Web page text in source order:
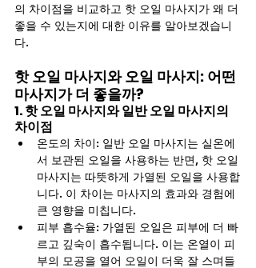
의 차이점을 비교하고 핫 오일 마사지가 왜 더
좋을 수 있는지에 대한 이유를 알아보겠습니
다.
핫 오일 마사지와 오일 마사지: 어떤
마사지가 더 좋을까?
1. 핫 오일 마사지와 일반 오일 마사지의
차이점
온도의 차이: 일반 오일 마사지는 실온에
서 보관된 오일을 사용하는 반면, 핫 오일
마사지는 따뜻하게 가열된 오일을 사용합
니다. 이 차이는 마사지의 효과와 경험에
큰 영향을 미칩니다.
피부 흡수율: 가열된 오일은 피부에 더 빠
르고 깊숙이 흡수됩니다. 이는 온열이 피
부의 모공을 열어 오일이 더욱 잘 스며들